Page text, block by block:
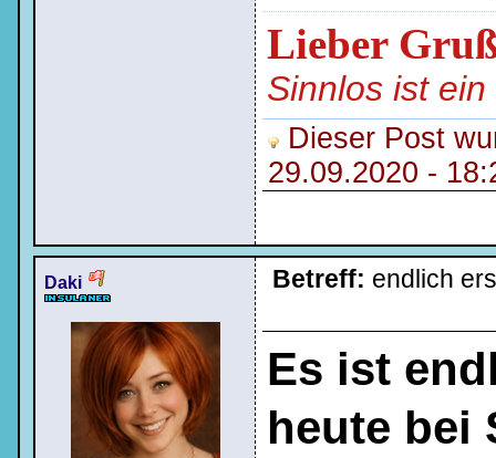
Lieber
Sinnlos ist
Dieser Post
29.09.2020 -
Daki Betreff: endlich
Es ist
heute bei